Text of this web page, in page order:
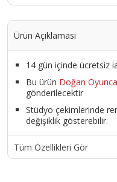
Ürün Açıklaması
14 gün içinde ücretsiz
Bu ürün Doğan
gönderilecektir
Stüdyo çekimlerinde
değişiklik gösterebilir.
Tüm Özellikleri Gör